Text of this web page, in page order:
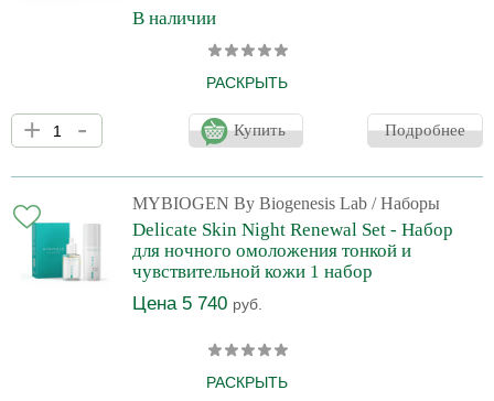
В наличии
РАСКРЫТЬ
Мини-набор для эффективного антивозрастного ухода в ночное
время. Комплекс из пептидной сыворотки и ночного крема
активирует восстановление клеточного ДНК, стимулирует синтез
гликолевой и молочной кислотами мягко обновляет кожу,
усиливая действие сыворотки. Средства улучшают тон, текстуру
и упругость кожи, заметно уменьшая выраженность морщин и
признаков усталости. Anti-age Mini Kit —
+ - Купить Подробнее
MYBIOGEN By Biogenesis Lab / Наборы
Delicate Skin Night Renewal Set - Набор
для ночного омоложения тонкой и
чувствительной кожи 1 набор
Цена 5 740 руб.
РАСКРЫТЬ